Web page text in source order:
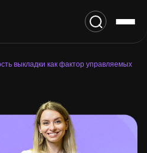
выкладки как фактор управляемых